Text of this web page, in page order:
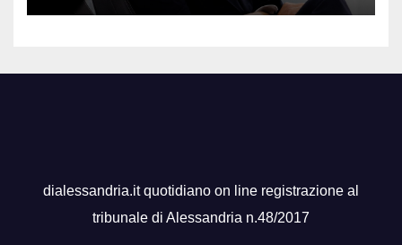
dialessandria.it quotidiano on line registrazione al
tribunale di Alessandria n.48/2017